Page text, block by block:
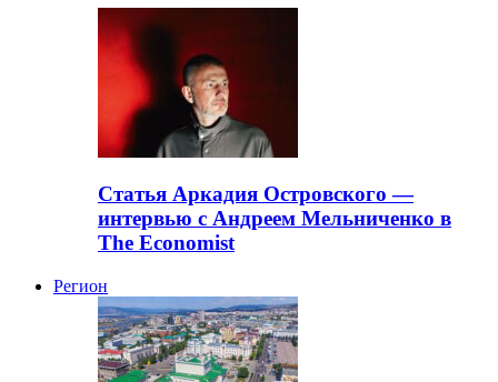
Статья Аркадия Островского —
интервью с Андреем Мельниченко в
The Economist
Регион